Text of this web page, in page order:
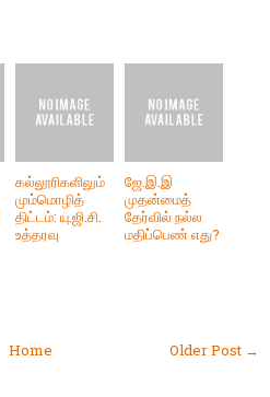
கல்லூரிகளிலும்
மும்மொழித்
திட்டம்: யு.ஜி.சி.
உத்தரவு
ஜே.இ.இ
முதன்மைத்
தேர்வில் நல்ல
மதிப்பெண் எது?
Older Post →
Home